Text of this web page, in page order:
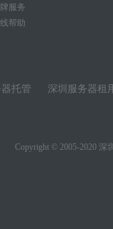
服务
帮助
托管 深圳服务器租
Copyright © 2005-2020